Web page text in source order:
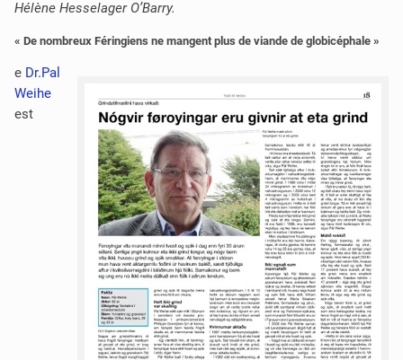
Hélène Hesselager O’Barry.
« De nombreux Féringiens ne mangent plus de viande de globicéphale »
e Dr.Pal
Weihe
est